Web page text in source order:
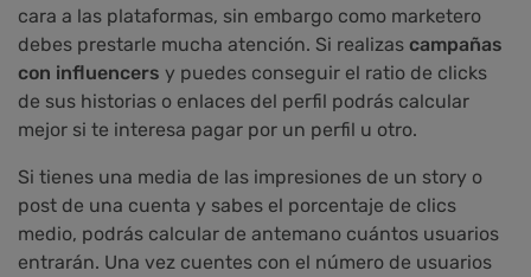
cara a las plataformas, sin embargo como marketero
debes prestarle mucha atención. Si realizas campañas
con influencers y puedes conseguir el ratio de clicks
de sus historias o enlaces del perfil podrás calcular
mejor si te interesa pagar por un perfil u otro.
Si tienes una media de las impresiones de un story o
post de una cuenta y sabes el porcentaje de clics
medio, podrás calcular de antemano cuántos usuarios
entrarán. Una vez cuentes con el número de usuarios